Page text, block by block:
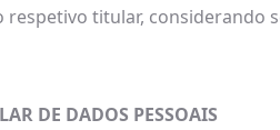
respetivo titular, considerando
DE DADOS PESSOAIS